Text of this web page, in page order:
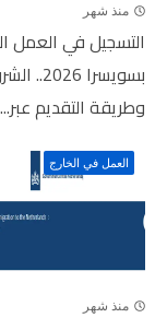
منذ شهر
التسجيل في العمل
بسويسرا
وطريقة التقديم عبر...
العمل في الخارج
منذ شهر